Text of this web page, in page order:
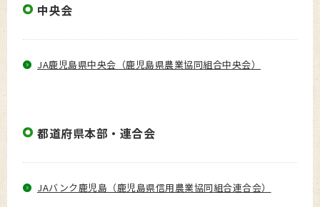
中央会
JA鹿児島県中央会（鹿児島県農業協同組合中央会）
都道府県本部・連合会
JAバンク鹿児島（鹿児島県信用農業協同組合連合会）